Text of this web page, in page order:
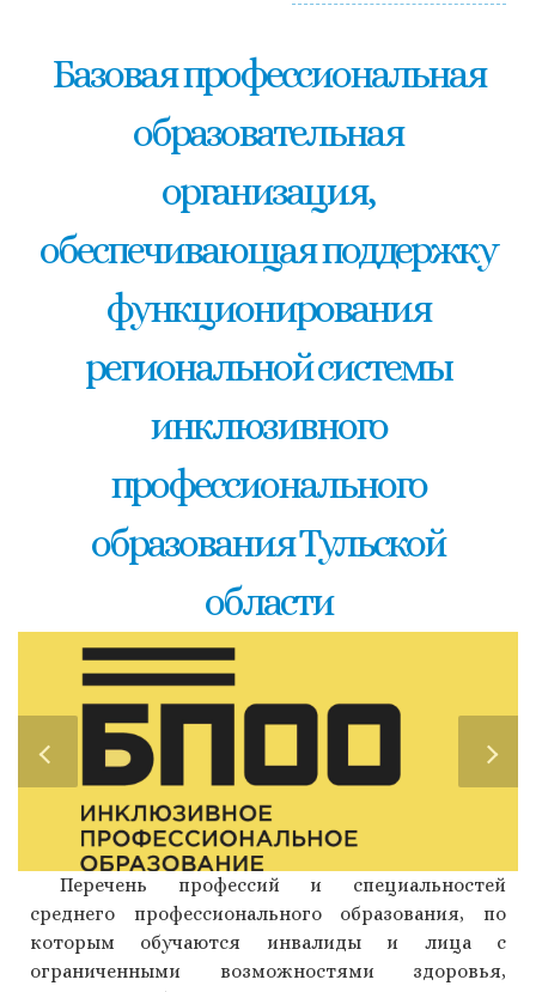
Базовая профессиональная
образовательная
организация,
обеспечивающая поддержку
функционирования
региональной системы
инклюзивного
профессионального
образования Тульской
области
Перечень профессий и специальностей
среднего профессионального образования, по
которым обучаются инвалиды и лица с
ограниченными возможностями здоровья,